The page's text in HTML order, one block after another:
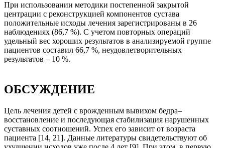
При использовании методики постепенной закрытой
центрации с реконструкцией компонентов сустава
положительные исходы лечения зарегистрированы в 26
наблюдениях (86,7 %). С учетом повторных операций
удельный вес хороших результатов в анализируемой группе
пациентов составил 66,7 %, неудовлетворительных
результатов – 10 %.
ОБСУЖДЕНИЕ
Цель лечения детей с врожденным вывихом бедра–
восстановление и последующая стабилизация нарушенных
суставных соотношений. Успех его зависит от возраста
пациента [14, 21]. Данные литературы свидетельствуют об